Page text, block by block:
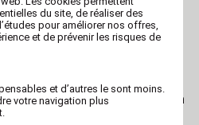
à les affûter
remplacer. Il est donc
mesures pour éviter de
de maintenir vos
une gamme
pour répondre à
du site, de réaliser des
pour améliorer nos offres,
et de prévenir les risques de
et d’autres le sont moins.
votre navigation plus